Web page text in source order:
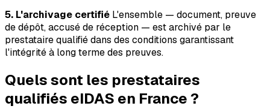
5. L'archivage certifié L'ensemble — document, preuve
de dépôt, accusé de réception — est archivé par le
prestataire qualifié dans des conditions garantissant
l'intégrité à long terme des preuves.
Quels sont les prestataires
qualifiés eIDAS en France ?